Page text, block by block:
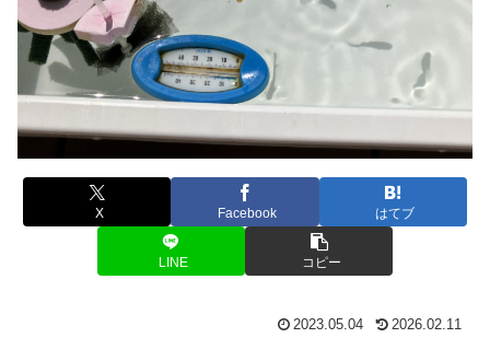
X Facebook はてブ
LINE コピー
2023.05.04 2026.02.11